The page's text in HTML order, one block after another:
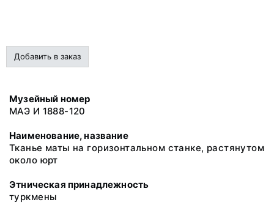
Добавить в заказ
Музейный номер
МАЭ И 1888-120
Наименование, название
Тканье маты на горизонтальном станке, растянутом
около юрт
Этническая принадлежность
туркмены